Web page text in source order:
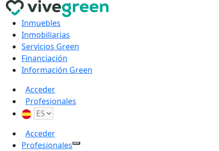
Inmuebles
Inmobiliarias
Servicios Green
Financiación
Información Green
Acceder
Profesionales
Acceder
Profesionales